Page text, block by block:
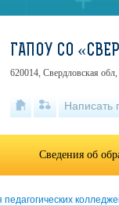
ГАПОУ СО
620014, Свердловская
Написать
Сведения об